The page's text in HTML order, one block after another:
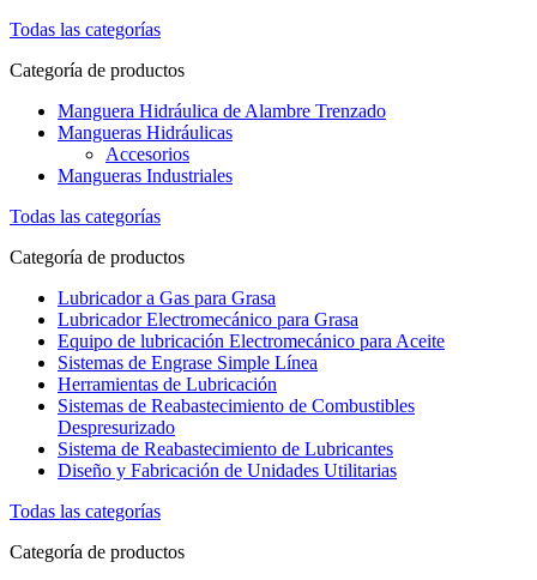
Todas las categorías
Categoría de productos
Manguera Hidráulica de Alambre Trenzado
Mangueras Hidráulicas
Accesorios
Mangueras Industriales
Todas las categorías
Categoría de productos
Lubricador a Gas para Grasa
Lubricador Electromecánico para Grasa
Equipo de lubricación Electromecánico para Aceite
Sistemas de Engrase Simple Línea
Herramientas de Lubricación
Sistemas de Reabastecimiento de Combustibles
Despresurizado
Sistema de Reabastecimiento de Lubricantes
Diseño y Fabricación de Unidades Utilitarias
Todas las categorías
Categoría de productos